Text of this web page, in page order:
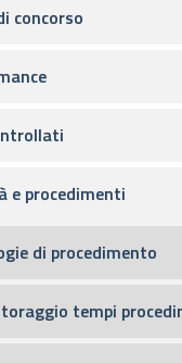
concorso
e procedimenti
di procedimento
tempi